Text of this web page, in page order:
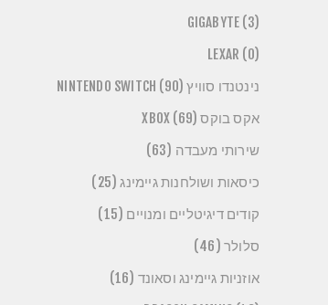
GIGABYTE (3)
LEXAR (0)
נינטנדו סוויץ NINTENDO SWITCH (90)
אקס בוקס XBOX (69)
שירותי מעבדה (63)
כיסאות ושולחנות גיימינג (25)
קודים דיגיטליים ומנויים (15)
סלולר (46)
אוזניות גיימינג וסאונד (16)